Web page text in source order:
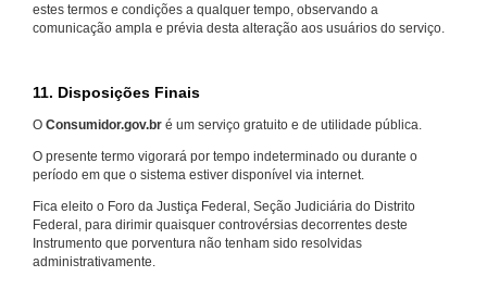
estes termos e condições a qualquer tempo, observando a
comunicação ampla e prévia desta alteração aos usuários do serviço.
11. Disposições Finais
O Consumidor.gov.br é um serviço gratuito e de utilidade pública.
O presente termo vigorará por tempo indeterminado ou durante o
período em que o sistema estiver disponível via internet.
Fica eleito o Foro da Justiça Federal, Seção Judiciária do Distrito
Federal, para dirimir quaisquer controvérsias decorrentes deste
Instrumento que porventura não tenham sido resolvidas
administrativamente.